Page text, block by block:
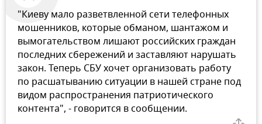
"Киеву мало разветвленной сети телефонных
мошенников, которые обманом, шантажом и
вымогательством лишают российских граждан
последних сбережений и заставляют нарушать
закон. Теперь СБУ хочет организовать работу
по расшатыванию ситуации в нашей стране под
видом распространения патриотического
контента", - говорится в сообщении.